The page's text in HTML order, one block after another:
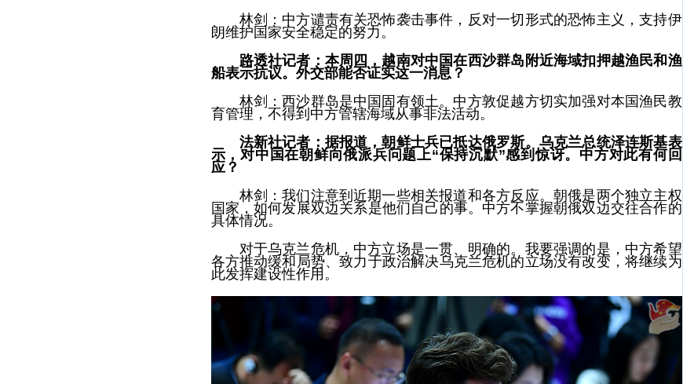
林剑：中方谴责有关恐怖袭击事件，反对一切形式的恐怖主义，支持伊
朗维护国家安全稳定的努力。
路透社记者：本周四，越南对中国在西沙群岛附近海域扣押越渔民和渔
船表示抗议。外交部能否证实这一消息？
林剑：西沙群岛是中国固有领土。中方敦促越方切实加强对本国渔民教
育管理，不得到中方管辖海域从事非法活动。
法新社记者：据报道，朝鲜士兵已抵达俄罗斯。乌克兰总统泽连斯基表
示，对中国在朝鲜向俄派兵问题上“保持沉默”感到惊讶。中方对此有何回
应？
林剑：我们注意到近期一些相关报道和各方反应。朝俄是两个独立主权
国家，如何发展双边关系是他们自己的事。中方不掌握朝俄双边交往合作的
具体情况。
对于乌克兰危机，中方立场是一贯、明确的。我要强调的是，中方希望
各方推动缓和局势、致力于政治解决乌克兰危机的立场没有改变，将继续为
此发挥建设性作用。